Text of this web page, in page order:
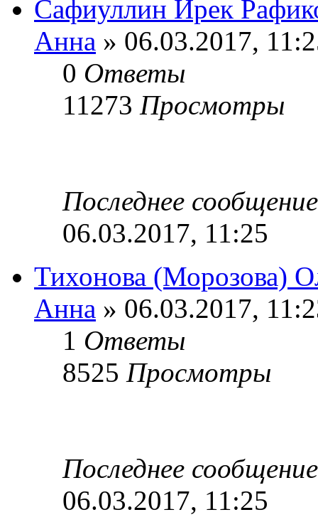
Сафиуллин Ирек
Анна » 06.03.2017,
0 Ответы
11273 Просмотры
Последнее
06.03.2017, 11:25
Тихонова (Морозова)
Анна » 06.03.2017,
1 Ответы
8525 Просмотры
Последнее
06.03.2017, 11:25